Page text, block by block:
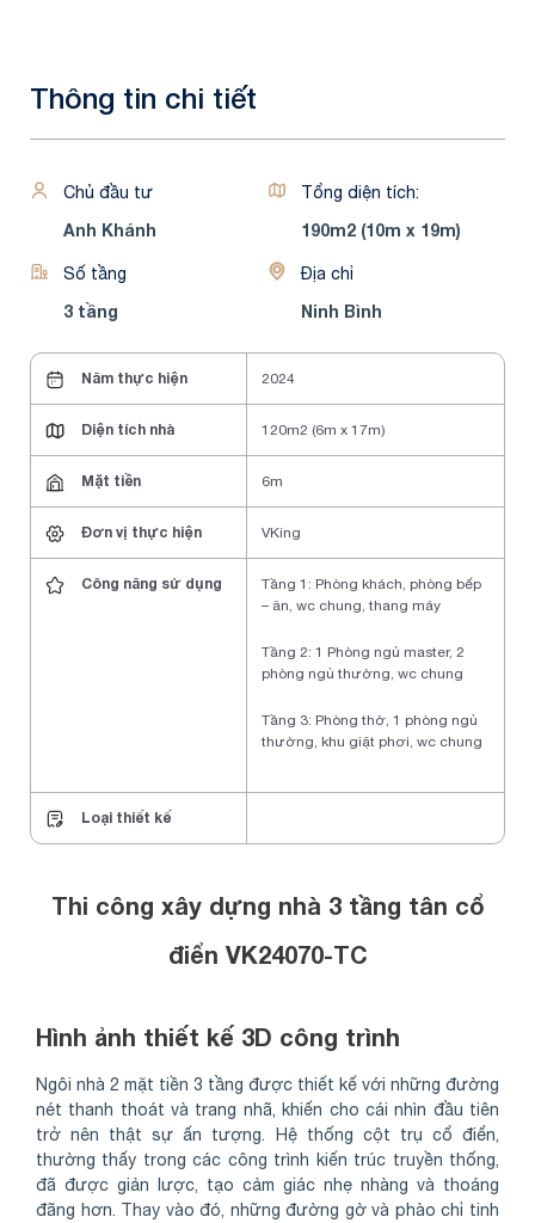
Thông tin chi tiết
Chủ đầu tư
Anh Khánh
Tổng diện tích:
190m2 (10m x 19m)
Số tầng
3 tầng
Địa chỉ
Ninh Bình
Năm thực hiện 2024
Diện tích nhà 120m2 (6m x 17m)
Mặt tiền 6m
Đơn vị thực hiện VKing
Công năng sử dụng
Tầng 1: Phòng khách, phòng bếp
– ăn, wc chung, thang máy
Tầng 2: 1 Phòng ngủ master, 2
phòng ngủ thường, wc chung
Tầng 3: Phòng thờ, 1 phòng ngủ
thường, khu giặt phơi, wc chung
Loại thiết kế
Thi công xây dựng nhà 3 tầng tân cổ
điển VK24070-TC
Hình ảnh thiết kế 3D công trình
Ngôi nhà 2 mặt tiền 3 tầng được thiết kế với những đường
nét thanh thoát và trang nhã, khiến cho cái nhìn đầu tiên
trở nên thật sự ấn tượng. Hệ thống cột trụ cổ điển,
thường thấy trong các công trình kiến trúc truyền thống,
đã được giản lược, tạo cảm giác nhẹ nhàng và thoáng
đãng hơn. Thay vào đó, những đường gờ và phào chỉ tinh